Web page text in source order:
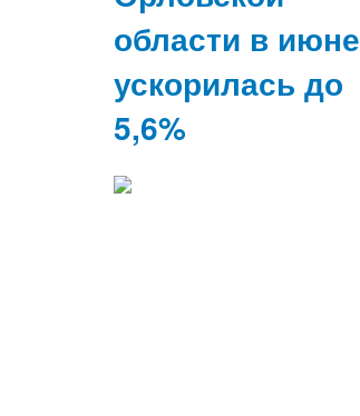
области в июне
ускорилась до
5,6%